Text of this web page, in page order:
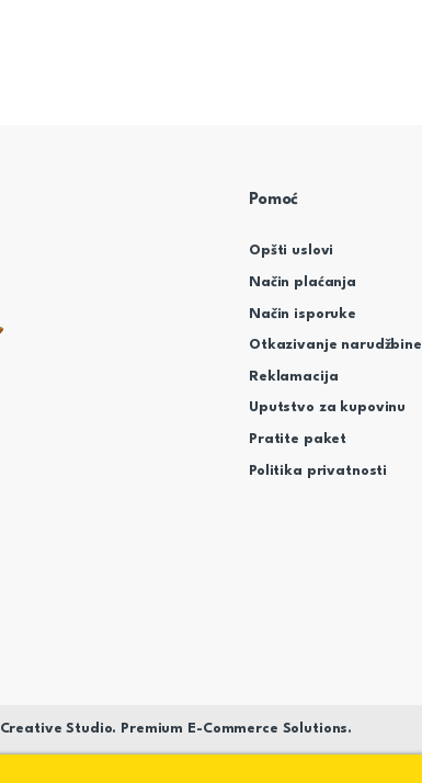
Pomoć
Opšti uslovi
Način plaćanja
Način isporuke
Otkazivanje narudžbine
Reklamacija
Uputstvo za kupovinu
Pratite paket
Politika privatnosti
Creative Studio. Premium E-Commerce Solutions.